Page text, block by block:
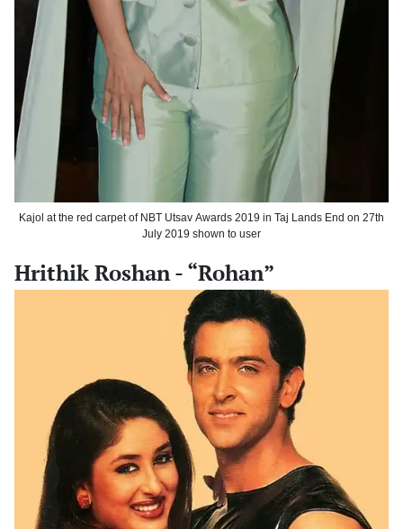
Kajol at the red carpet of NBT Utsav Awards 2019 in Taj Lands End on 27th
July 2019 shown to user
Hrithik Roshan - “Rohan”